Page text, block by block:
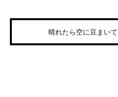
晴れたら空に豆まい